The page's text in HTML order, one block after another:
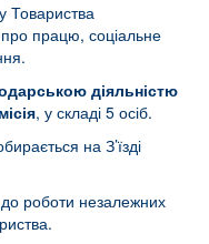
Товариства
працю, соціальне
діяльністю
, у складі 5 осіб.
на З’їзді
до роботи незалежних